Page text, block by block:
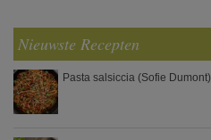
Nieuwste Recepten
Pasta salsiccia (Sofie Dumont)